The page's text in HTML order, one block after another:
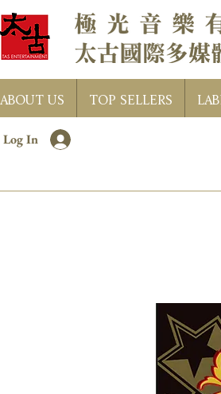
ABOUT US TOP SELLERS
Log In